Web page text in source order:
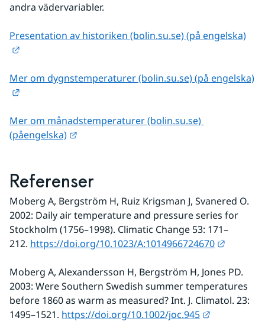
andra vädervariabler.
Presentation av historiken (bolin.su.se) (på engelska)
Mer om dygnstemperaturer (bolin.su.se) (på engelska)
Mer om månadstemperaturer (bolin.su.se)
(påengelska)
Referenser
Moberg A, Bergström H, Ruiz Krigsman J, Svanered O.
2002: Daily air temperature and pressure series for
Stockholm (1756–1998). Climatic Change 53: 171–
212. https://doi.org/10.1023/A:1014966724670
Moberg A, Alexandersson H, Bergström H, Jones PD.
2003: Were Southern Swedish summer temperatures
before 1860 as warm as measured? Int. J. Climatol. 23:
1495–1521. https://doi.org/10.1002/joc.945